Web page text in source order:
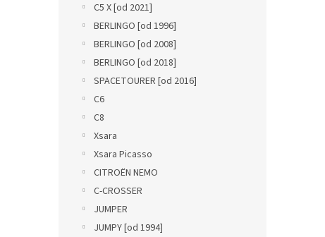
C5 X [od 2021]
BERLINGO [od 1996]
BERLINGO [od 2008]
BERLINGO [od 2018]
SPACETOURER [od 2016]
C6
C8
Xsara
Xsara Picasso
CITROËN NEMO
C-CROSSER
JUMPER
JUMPY [od 1994]